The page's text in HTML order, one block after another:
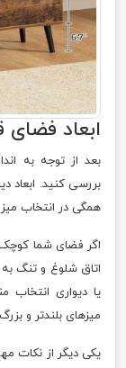
ابعاد فضای
بعد از توجه به
بررسی کنید. ابعاد
همگی در انتخاب میز
اگر فضای شما
اتاق شلوغ و تنگ
یا دیواری انتخاب
میزهای بلندتر و
یکی دیگر از نکات